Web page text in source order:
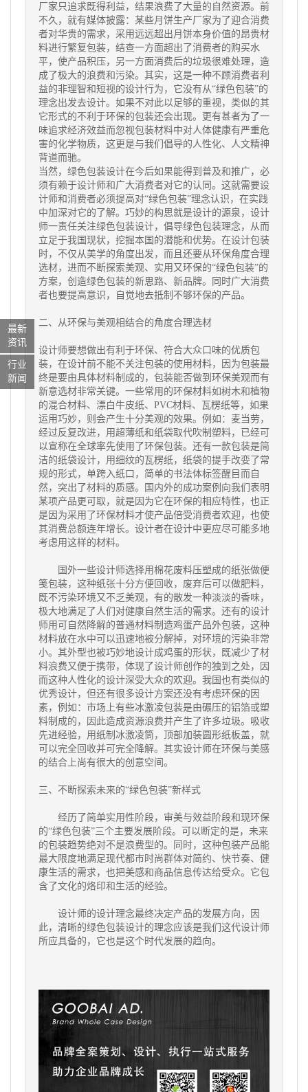
厂家只追求既得利益，结果浪费了大量的自然资源。前
不久，就有媒体披露：某些月饼生产厂家为了迎合消费
者对华贵的需求，采用远远超出月饼本身价值的昂贵材
料进行繁复包装，结查一方面超出了消费者的购买水
平，使产品积压，另一方面消费后的垃圾很难处理，造
成了极大的浪费和污染。其实，这是一种不顾消费者利
益的非理智和短视的设计行为，它没有从“绿色包装”的
理念出发去设计。如果不对此以足够的重视，类似的其
它形式的不利于环保的包装还会出现。更有甚者为了一
味追求经济效益而忽视包装材料中对人体健康有严重危
害的化学物质，这更是与我们倡导的人性化、人文精神
背道而驰。
当然，绿色包装设计在今后如果能得到普及和推广，必
须有赖于设计师和广大消费者对它的认同。这就需要设
计师和消费者必须提高对“绿色包装”理念认识，在实践
中加深对它的了解。巧妙的构思就是设计的源泉，设计
师一责任关注绿色包装设计，倡导绿色包装理念，从而
立足于我国现状，挖掘本国的潜能和优势。在设计包装
时，不仅从美学的角度出发，而且还要从环保角度合理
选材，进而不断探索美观、实用又环保的“绿色包装”的
方案，创造绿色包装的新思路、新品牌。同时广大消费
者也要提高意识，自觉地去抵制不够环保的产品。
二、从环保与美观相结合的角度合理选材
设计师要想做出有利于环保、符合大众口味的优质包
装，在设计前不能不关注包装的使用材料，因为包装最
终是要由具体材料制成的，包装能否做到环保美观而有
新意选材非常关键。一些常用的环保材料如树木和植物
的混合材料、漂白牛皮纸、PVC材料、瓦楞纸等，如果
运用巧妙，则会产生十分美观的效果。例如：麦当劳，
经过反复改进，用超薄纸和纸袋取代吹制塑料，已经可
以宣称在全球率先使用了环保包装。还有一款包装是简
洁的纸袋设计，用细纹的瓦楞纸，纸袋的提手改娈了常
规的形式，单跨入纸口，简单的书法体标签醒目而自
然，突出了材料的质感。国内外的成功案例向我们表明
某项产品更可取，就是因为它在环保的相应特性，也正
是因为采用了环保材料才使产品倍受消费者欢迎，也使
其消费总额连年增长。设计者在设计中更应尽可能多地
考虑用这样的材料。
国外一些设计师选择用棉花废料压塑成的纸张做便
笺包装，这种纸张十分方便回收，废弃后可以做肥料，
既不污染环境又不乏美观，有的散发一种淡淡的香味，
极大地满足了人们对健康自然生活的需求。还有的设计
师用可自然降解的普通材料制造鸡蛋产品外包装，这种
材料放在水中可以迅速地被分解掉，对环境的污染非常
小。其外型也被巧妙地设计成鸡蛋的形状，既减少了材
料浪费又便于携带，体现了设计师创作的独到之处，因
而这种人性化的设计深受大众的欢迎。我国也有类似的
优秀设计，但还有很多设计方案还没有考虑环保的因
素，例如：市场上有些冰激凌包装是由碾压的铝箔或塑
料制成的，因此造成资源浪费并产生了许多垃圾。吸收
先进经验，用纸制冰激凌筒，顶部加装圆形纸板盖，就
可以完全回收并可完全降解。其实设计师在环保与美感
的结合上尚有很大的创意空间。
三、不断探索未来的“绿色包装”新样式
经历了简单实用性阶段，审美与效益阶段和现环保
的“绿色包装”三个主要发展阶段。可以断定的是，未来
的包装趋势绝对不是浪费型的。同时，这种包装产品能
最大限度地满足现代都市时尚群体对简约、快节奏、健
康生活的需求，也把美感和商品信息传达给受众。它包
含了文化的烙印和生活的经验。
设计师的设计理念最终决定产品的发展方向，因
此，清晰的绿色包装设计的理念应该是我们这代设计师
所应具备的，它也是这个时代发展的趋向。
最新
资讯
行业
新闻